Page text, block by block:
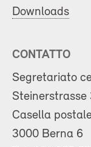
Downloads
CONTATTO
Segretariato
Steinerstrasse
Casella
3000 Berna 6